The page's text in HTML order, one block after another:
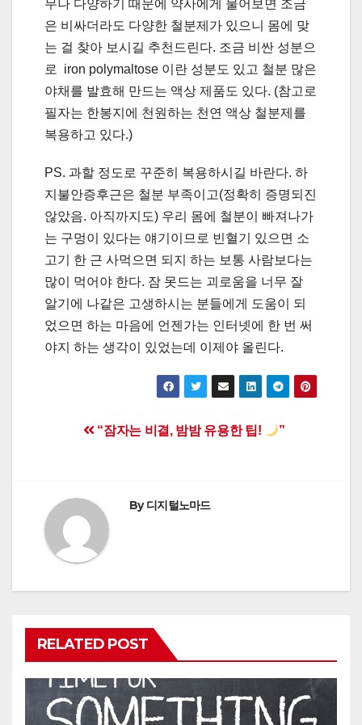
무나 다양하기 때문에 약사에게 물어보면 조금
은 비싸더라도 다양한 철분제가 있으니 몸에 맞
는 걸 찾아 보시길 추천드린다. 조금 비싼 성분으
로 iron polymaltose 이란 성분도 있고 철분 많은
야채를 발효해 만드는 액상 제품도 있다. (참고로
필자는 한봉지에 천원하는 천연 액상 철분제를
복용하고 있다.)
PS. 과할 정도로 꾸준히 복용하시길 바란다. 하
지불안증후근은 철분 부족이고(정확히 증명되진
않았음. 아직까지도) 우리 몸에 철분이 빠져나가
는 구멍이 있다는 얘기이므로 빈혈기 있으면 소
고기 한 근 사먹으면 되지 하는 보통 사람보다는
많이 먹어야 한다. 잠 못드는 괴로움을 너무 잘
알기에 나같은 고생하시는 분들에게 도움이 되
었으면 하는 마음에 언젠가는 인터넷에 한 번 써
야지 하는 생각이 있었는데 이제야 올린다.
Post“잠자는 비결, 밤밤 유용한 팁! ”
By디지털노마드
RELATED POST